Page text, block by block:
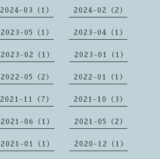
2024-03（1） 2024-02（2）
2023-05（1） 2023-04（1）
2023-02（1） 2023-01（1）
2022-05（2） 2022-01（1）
2021-11（7） 2021-10（3）
2021-06（1） 2021-05（2）
2021-01（1） 2020-12（1）